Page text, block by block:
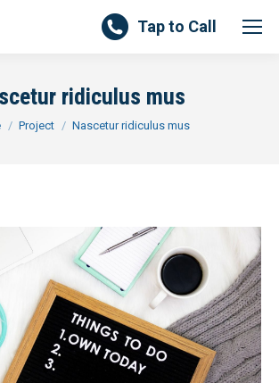
Tap to Call
ridiculus mus
here:
Project Nascetur ridiculus mus